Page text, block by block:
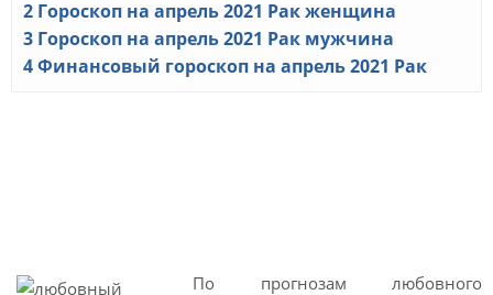
2 Гороскоп на апрель 2021 Рак женщина
3 Гороскоп на апрель 2021 Рак мужчина
4Финансовый гороскоп на апрель 2021 Рак
По прогнозам любовного